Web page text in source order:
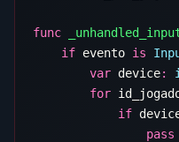
func
    if
evento is
        var
device:
        for
            if
                pass